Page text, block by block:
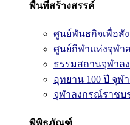
พื้นที่สร้างสรรค์
ศูนย์พันธกิจเพื่อสั
ศูนย์กีฬาแห่งจุฬา
ธรรมสถานจุฬาล
อุทยาน 100 ปี จุฬ
จุฬาลงกรณ์ราชบ
พิพิธภัณฑ์